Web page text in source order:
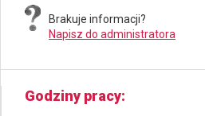
Brakuje informacji?
Napisz do administratora
Godziny pracy